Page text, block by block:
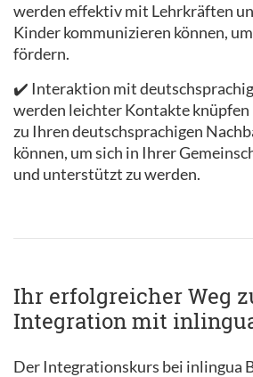
werden effektiv mit Lehrkräften
Kinder kommunizieren können,
fördern.
✔️ Interaktion mit
werden leichter Kontakte knüpfen
zu Ihren deutschsprachigen
können, um sich in Ihrer
und unterstützt zu werden.
Ihr erfolgreicher Weg
Integration mit
Der Integrationskurs bei inlingua